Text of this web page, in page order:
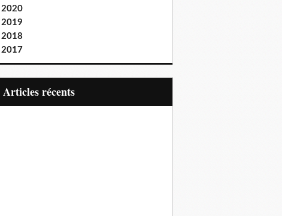
2020
2019
2018
2017
articles récents